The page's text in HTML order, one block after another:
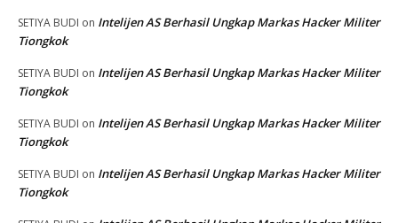
SETIYA BUDI on Intelijen AS Berhasil Ungkap Markas Hacker Militer
Tiongkok
SETIYA BUDI on Intelijen AS Berhasil Ungkap Markas Hacker Militer
Tiongkok
SETIYA BUDI on Intelijen AS Berhasil Ungkap Markas Hacker Militer
Tiongkok
SETIYA BUDI on Intelijen AS Berhasil Ungkap Markas Hacker Militer
Tiongkok